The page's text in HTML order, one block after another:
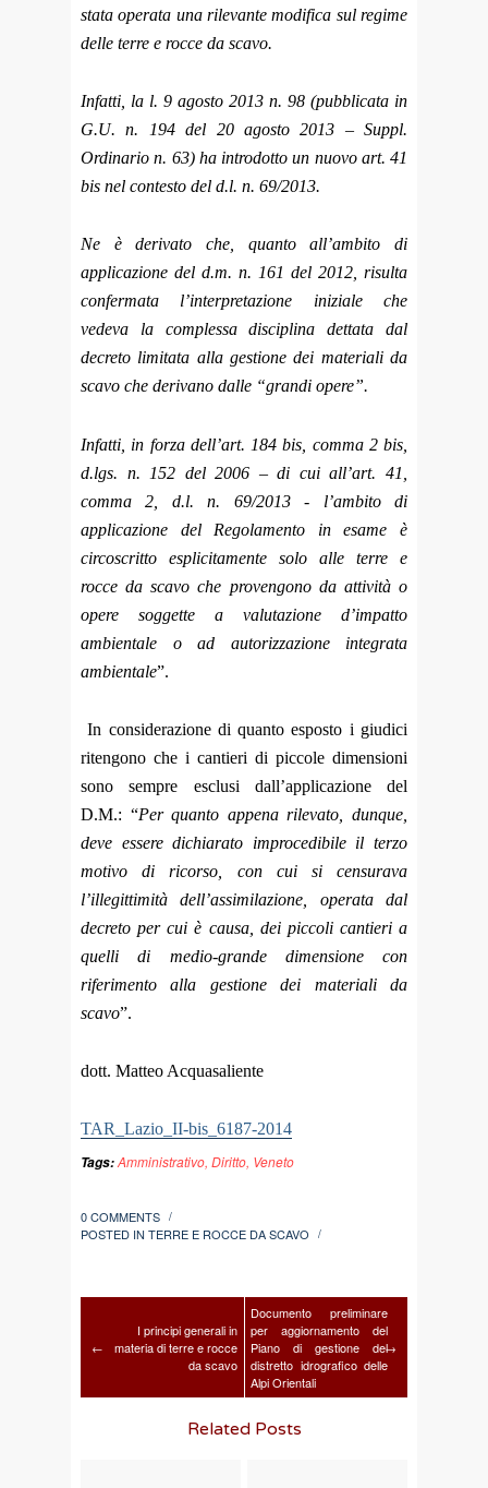
stata operata una rilevante modifica sul regime
delle terre e rocce da scavo.
Infatti, la l. 9 agosto 2013 n. 98 (pubblicata in
G.U. n. 194 del 20 agosto 2013 – Suppl.
Ordinario n. 63) ha introdotto un nuovo art. 41
bis nel contesto del d.l. n. 69/2013.
Ne è derivato che, quanto all’ambito di
applicazione del d.m. n. 161 del 2012, risulta
confermata l’interpretazione iniziale che
vedeva la complessa disciplina dettata dal
decreto limitata alla gestione dei materiali da
scavo che derivano dalle “grandi opere”.
Infatti, in forza dell’art. 184 bis, comma 2 bis,
d.lgs. n. 152 del 2006 – di cui all’art. 41,
comma 2, d.l. n. 69/2013 - l’ambito di
applicazione del Regolamento in esame è
circoscritto esplicitamente solo alle terre e
rocce da scavo che provengono da attività o
opere soggette a valutazione d’impatto
ambientale o ad autorizzazione integrata
ambientale”.
In considerazione di quanto esposto i giudici
ritengono che i cantieri di piccole dimensioni
sono sempre esclusi dall’applicazione del
D.M.: “Per quanto appena rilevato, dunque,
deve essere dichiarato improcedibile il terzo
motivo di ricorso, con cui si censurava
l’illegittimità dell’assimilazione, operata dal
decreto per cui è causa, dei piccoli cantieri a
quelli di medio-grande dimensione con
riferimento alla gestione dei materiali da
scavo”.
dott. Matteo Acquasaliente
TAR_Lazio_II-bis_6187-2014
Tags:Amministrativo, Diritto, Veneto
0 COMMENTS /
POSTED IN TERRE E ROCCE DA SCAVO /
←
I principi generali in
materia di terre e rocce
da scavo
Documento preliminare
per aggiornamento del
Piano di gestione del
distretto idrografico delle
Alpi Orientali
→
Related Posts